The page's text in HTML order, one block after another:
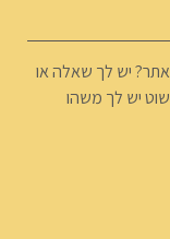
יש לך שאלה או
יש לך משהו